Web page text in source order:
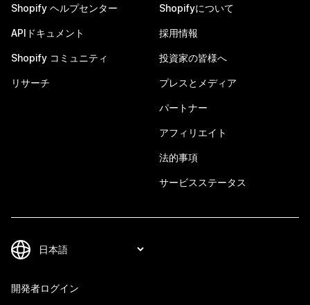
Shopify ヘルプセンター
APIドキュメント
Shopify コミュニティ
リサーチ
Shopifyについて
採用情報
投資家の皆様へ
プレスとメディア
パートナー
アフィリエイト
法的事項
サービスステータス
開発者ログイン